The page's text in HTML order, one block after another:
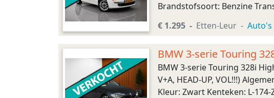
Brandstofsoort: Benzine
€ 1.295 Etten-Leur Auto's
BMW 3-serie Touring
CAMERA, SENSOREN, S
BMW 3-serie Touring 328i High
V+A, HEAD-UP, VOL!!!)
Kleur: Zwart Kenteken: L-